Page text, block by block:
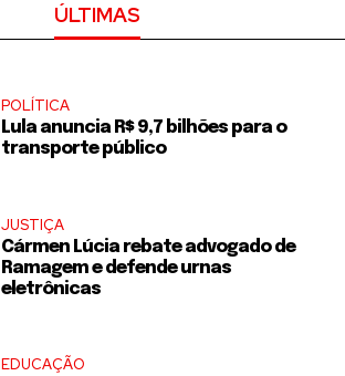
ÚLTIMAS
POLÍTICA
Lula anuncia R$ 9,7 bilhões para o
transporte público
JUSTIÇA
Cármen Lúcia rebate advogado de
Ramagem e defende urnas
eletrônicas
EDUCAÇÃO